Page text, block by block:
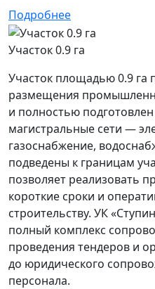
Подробнее
Участок 0.9 га
Участок площадью 0.9 га
размещения
и полностью подготовлен
магистральные сети —
газоснабжение,
подведены к границам
позволяет реализовать
короткие сроки и
строительству. УК
полный комплекс
проведения тендеров и
до юридического
персонала.